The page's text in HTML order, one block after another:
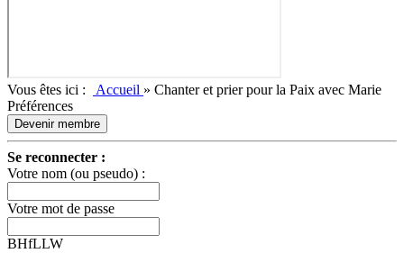
Vous êtes ici : Accueil » Chanter et prier pour la Paix avec Marie
Préférences
Devenir membre
Se reconnecter :
Votre nom (ou pseudo) :
Votre mot de passe
BHfLLW